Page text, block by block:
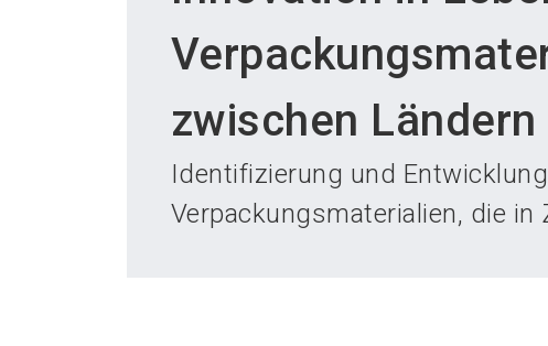
zwischen Ländern
Identifizierung und
Verpackungsmaterialien, die